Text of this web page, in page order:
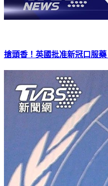
搶頭香！英國批准新冠口服